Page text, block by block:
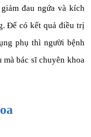
đau ngứa và kích
Để có kết quả điều trị
phụ thì người bệnh
bác sĩ chuyên khoa